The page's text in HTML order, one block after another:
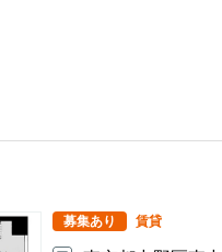
募集あり 賃貸